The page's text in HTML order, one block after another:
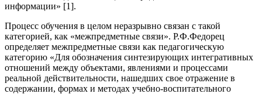
информации» [1].
Процесс обучения в целом неразрывно связан с такой
категорией, как «межпредметные связи». Р.Ф.Федорец
определяет межпредметные связи как педагогическую
категорию «Для обозначения синтезирующих интегративных
отношений между объектами, явлениями и процессами
реальной действительности, нашедших свое отражение в
содержании, формах и методах учебно-воспитательного